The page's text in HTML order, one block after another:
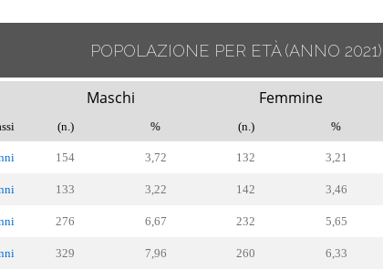
POPOLAZIONE PER ETÀ(ANNO 2021)
Maschi Femmine
(n.) % (n.) %
154 3,72 132 3,21
133 3,22 142 3,46
276 6,67 232 5,65
329 7,96 260 6,33